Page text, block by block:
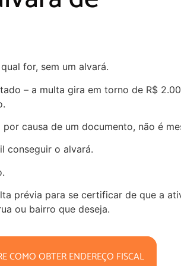
for, sem um alvará.
– a multa gira em torno de R$
causa de um documento, não é
conseguir o alvará.
prévia para se certificar de que a
ou bairro que deseja.
COMO OBTER ENDEREÇO FISCAL